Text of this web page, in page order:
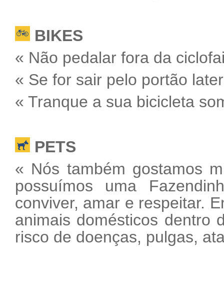
BIKES
« Não pedalar fora da
« Se for sair pelo portão
« Tranque a sua bicicleta
PETS
« Nós também gostamos
possuímos uma
conviver, amar e respeitar.
animais domésticos dentro
risco de doenças, pulgas,